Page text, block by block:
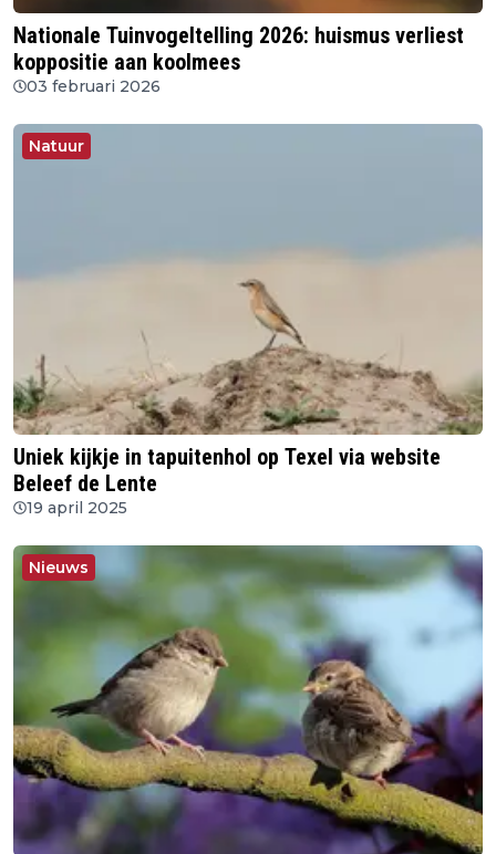
Nationale Tuinvogeltelling 2026: huismus verliest
koppositie aan koolmees
03 februari 2026
Natuur
Uniek kijkje in tapuitenhol op Texel via website
Beleef de Lente
19 april 2025
Nieuws